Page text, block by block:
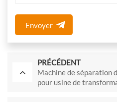
Envoyer
PRÉCÉDENT
Machine de séparation
pour usine de